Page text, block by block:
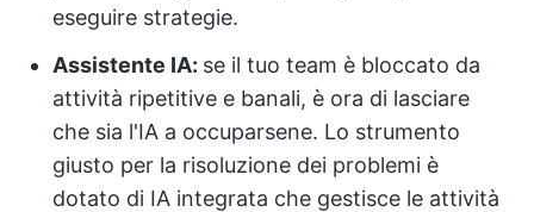
eseguire strategie.
Assistente IA: se il tuo team è bloccato da
attività ripetitive e banali, è ora di lasciare
che sia l'IA a occuparsene. Lo strumento
giusto per la risoluzione dei problemi è
dotato di IA integrata che gestisce le attività